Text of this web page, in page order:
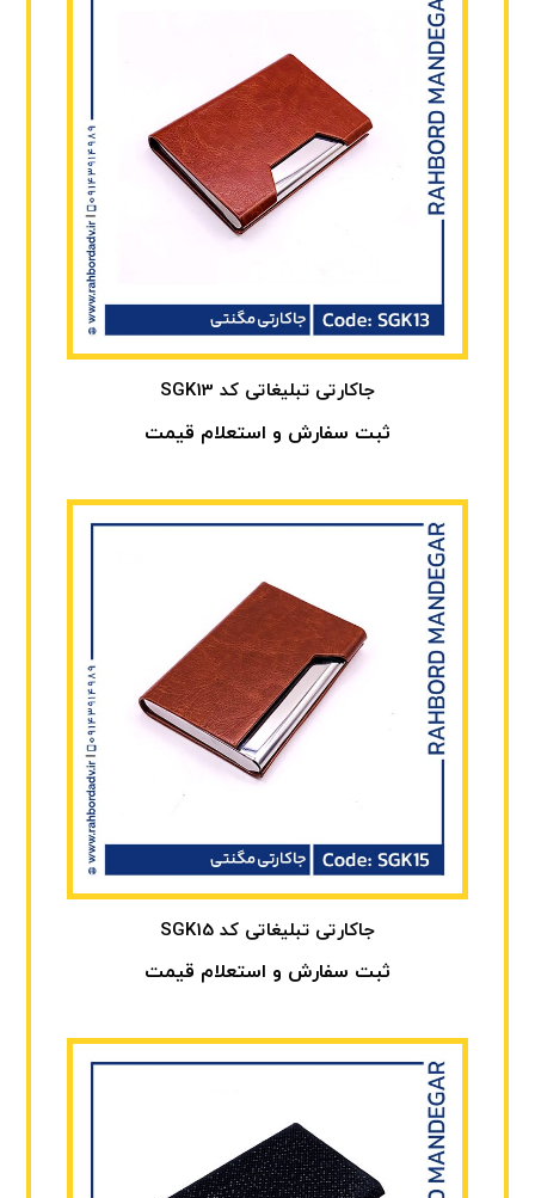
جاکارتی تبلیغاتی کد SGK13
ثبت سفارش و استعلام قیمت
جاکارتی تبلیغاتی کد SGK15
ثبت سفارش و استعلام قیمت